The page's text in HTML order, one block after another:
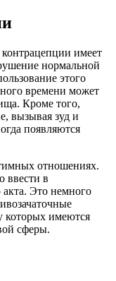
контрацепции имеет
нормальной
этого
времени может
Кроме того,
вызывая зуд и
появляются
отношениях.
ввести в
акта. Это немного
которых имеются
сферы.